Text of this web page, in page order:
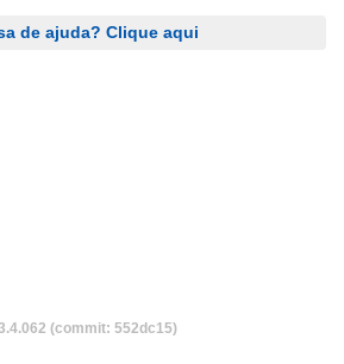
de ajuda? Clique aqui
(commit: 552dc15)